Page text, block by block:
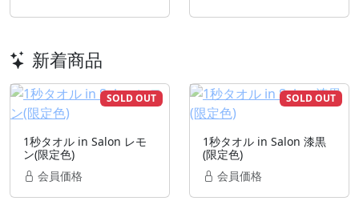
新着商品
SOLD OUT
1秒タオル in Salon レモ
ン(限定色)
会員価格
SOLD OUT
1秒タオル in Salon 漆黒
(限定色)
会員価格